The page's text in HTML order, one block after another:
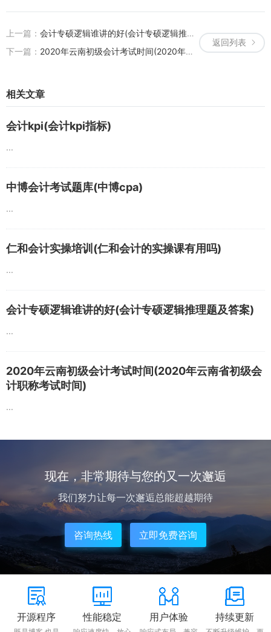
返回列表
上一篇： 会计专硕逻辑谁讲的好(会计专硕逻辑推理题及答案)
下一篇： 2020年云南初级会计考试时间(2020年云南省初级会计职称考试时间)
相关文章
会计kpi(会计kpi指标)
...
中博会计考试题库(中博cpa)
...
仁和会计实操培训(仁和会计的实操课有用吗)
...
会计专硕逻辑谁讲的好(会计专硕逻辑推理题及答案)
...
2020年云南初级会计考试时间(2020年云南省初级会
计职称考试时间)
...
现在，非常期待与您的又一次邂逅
我们努力让每一次邂逅总能超越期待
咨询热线 立即免费咨询
开源程序 性能稳定 用户体验 持续更新